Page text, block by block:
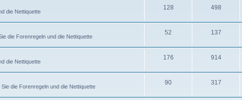
die Nettiquette
128 498
die Forenregeln und die Nettiquette
52 137
die Nettiquette
176 914
die Forenregeln und die Nettiquette
90 317